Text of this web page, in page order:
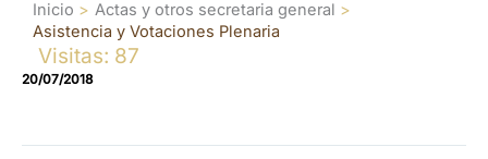
Inicio
Actas y otros secretaria general
Asistencia y Votaciones Plenaria
Visitas: 87
20/07/2018